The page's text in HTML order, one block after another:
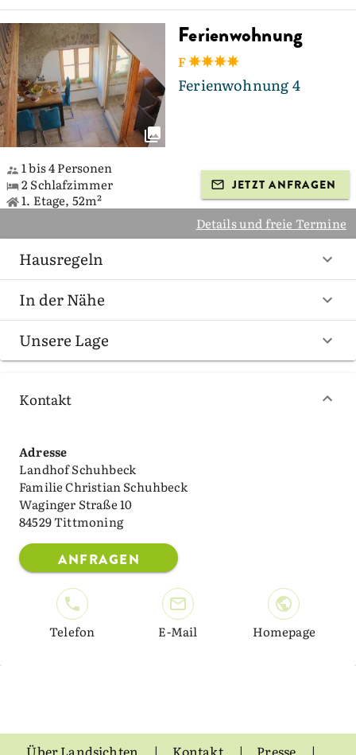
Ferienwohnung
F
Ferienwohnung 4
1 bis 4 Personen
2 Schlafzimmer
1. Etage, 52m²
JETZT ANFRAGEN
Details und freie Termine
Hausregeln
In der Nähe
Unsere Lage
Kontakt
Adresse
Landhof Schuhbeck
Familie Christian Schuhbeck
Waginger Straße 10
84529 Tittmoning
ANFRAGEN
Telefon E-Mail Homepage
Über Landsichten Kontakt Presse